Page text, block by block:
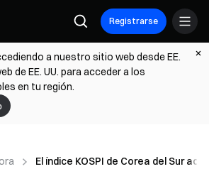
Registrarse
a nuestro sitio web desde EE.
de EE. UU. para acceder a los
en tu región.
El índice KOSPI de Corea del Sur